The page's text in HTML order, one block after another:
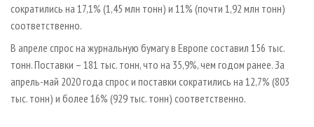
сократились на 17,1% (1,45 млн тонн) и 11% (почти 1,92 млн тонн)
соответственно.
В апреле спрос на журнальную бумагу в Европе составил 156 тыс.
тонн. Поставки – 181 тыс. тонн, что на 35,9%, чем годом ранее. За
апрель-май 2020 года спрос и поставки сократились на 12,7% (803
тыс. тонн) и более 16% (929 тыс. тонн) соответственно.